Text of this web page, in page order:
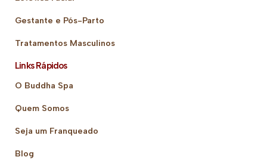
Gestante e Pós-Parto
Tratamentos Masculinos
Links Rápidos
O Buddha Spa
Quem Somos
Seja um Franqueado
Blog